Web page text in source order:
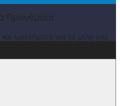
Προνόμοια
ωφελήματα για τα μέλη μας